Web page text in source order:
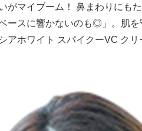
がマイブーム！ 鼻まわりにも
ースに響かないのも◎」。肌
アホワイト スパイクーVC クリ